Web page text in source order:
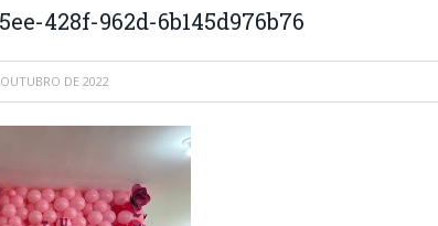
428f-962d-6b145d976b76
DE 2022